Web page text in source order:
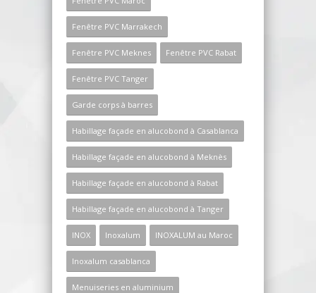
Fenêtre PVC Marrakech
Fenêtre PVC Meknes Fenêtre PVC Rabat
Fenêtre PVC Tanger
Garde corps à barres
Habillage façade en alucobond à Casablanca
Habillage façade en alucobond à Meknès
Habillage façade en alucobond à Rabat
Habillage façade en alucobond à Tanger
INOX Inoxalum INOXALUM au Maroc
Inoxalum casablanca
Menuiseries en aluminium